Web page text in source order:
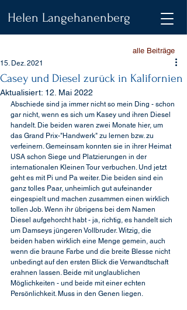
Helen Langehanenberg
alle Beiträge
Casey und Diesel zurück in Kalifornien
15. Dez. 2021
Aktualisiert: 12. Mai 2022
Abschiede sind ja immer nicht so mein Ding - schon
gar nicht, wenn es sich um Kasey und ihren Diesel
handelt. Die beiden waren zwei Monate hier, um
das Grand Prix-"Handwerk" zu lernen bzw. zu
verfeinern. Gemeinsam konnten sie in ihrer Heimat
USA schon Siege und Platzierungen in der
internationalen Kleinen Tour verbuchen. Und jetzt
geht es mit Pi und Pa weiter. Die beiden sind ein
ganz tolles Paar, unheimlich gut aufeinander
eingespielt und machen zusammen einen wirklich
tollen Job. Wenn ihr übrigens bei dem Namen
Diesel aufgehorcht habt - ja, richtig, es handelt sich
um Damseys jüngeren Vollbruder. Witzig, die
beiden haben wirklich eine Menge gemein, auch
wenn die braune Farbe und die breite Blesse nicht
unbedingt auf den ersten Blick die Verwandtschaft
erahnen lassen. Beide mit unglaublichen
Möglichkeiten - und beide mit einer echten
Persönlichkeit. Muss in den Genen liegen.